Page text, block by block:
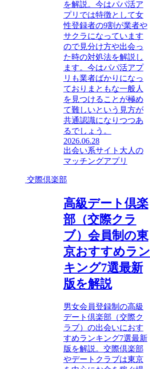
を解説。今はパパ活ア
プリでは特徴として女
性登録者の9割が業者や
サクラになっています
ので見分け方や出会っ
た時の対処法を解説し
ます。今はパパ活アプ
リも業者ばかりになっ
ておりまともな一般人
を見つけることが極め
て難しいという見方が
共通認識になりつつあ
るでしょう。
2026.06.28
出会い系サイト 大人の
マッチングアプリ
交際倶楽部
高級デート倶楽
部（交際クラ
ブ）会員制の東
京おすすめラン
キング7選最新
版を解説
男女会員登録制の高級
デート倶楽部（交際ク
ラブ）の出会いにおす
すめランキング7選最新
版を解説。交際倶楽部
やデートクラブは東京